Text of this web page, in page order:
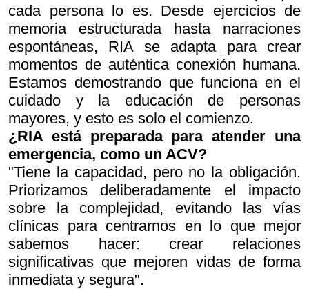
cada persona lo es. Desde ejercicios de
memoria estructurada hasta narraciones
espontáneas, RIA se adapta para crear
momentos de auténtica conexión humana.
Estamos demostrando que funciona en el
cuidado y la educación de personas
mayores, y esto es solo el comienzo.
¿RIA está preparada para atender una
emergencia, como un ACV?
"Tiene la capacidad, pero no la obligación.
Priorizamos deliberadamente el impacto
sobre la complejidad, evitando las vías
clínicas para centrarnos en lo que mejor
sabemos hacer: crear relaciones
significativas que mejoren vidas de forma
inmediata y segura".